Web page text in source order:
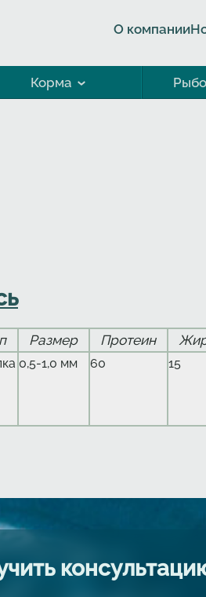
О компании
Корма
Размер Протеин
0,5-1,0 мм 60 15